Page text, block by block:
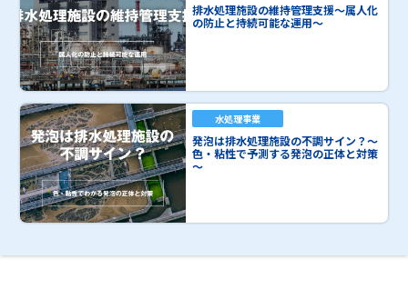
排水処理施設の維持管理支援～属人化
の防止と持続可能な運用～
水処理事業
発泡は排水処理施設の不調サイン？～
色・粘性で予測する発泡の正体と対策
～